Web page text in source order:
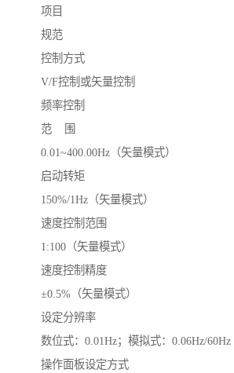
项目
规范
控制方式
V/F控制或矢量控制
频率控制
范 围
0.01~400.00Hz（矢量模式）
启动转矩
150%/1Hz（矢量模式）
速度控制范围
1:100（矢量模式）
速度控制精度
±0.5%（矢量模式）
设定分辨率
数位式：0.01Hz；模拟式：0.06Hz/60Hz
操作面板设定方式